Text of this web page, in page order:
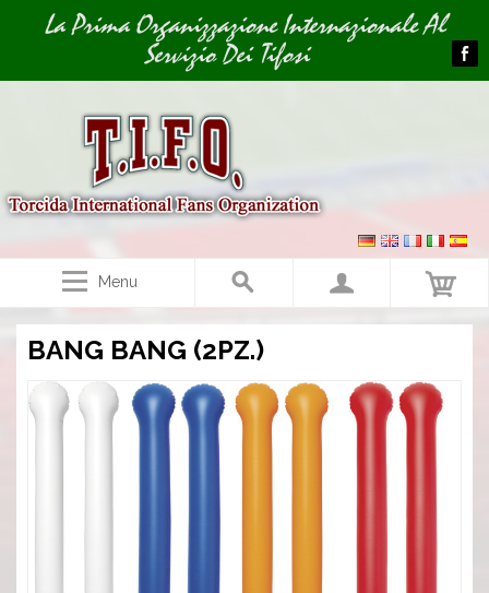
Image 01La Prima Organizzazione Internazionale Al
Servizio Dei Tifosi
Menu
BANG BANG (2PZ.)